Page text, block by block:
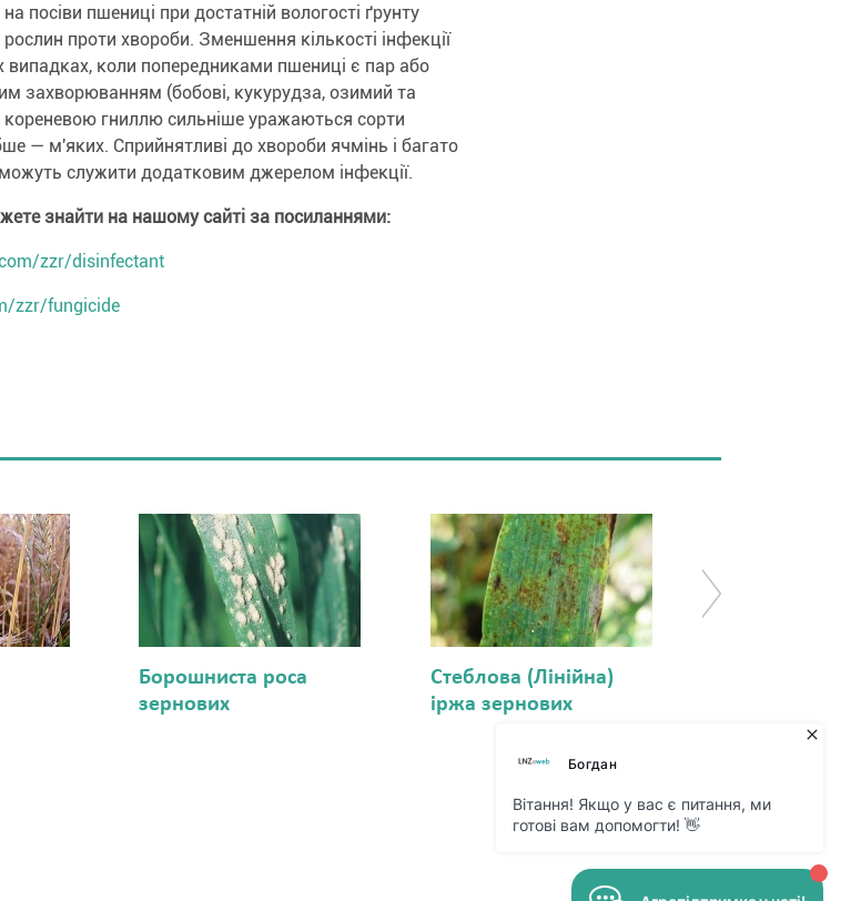
посіви пшениці при достатній вологості ґрунту
проти хвороби. Зменшення кількості інфекції
випадках, коли попередниками пшениці є пар або
захворюванням (бобові, кукурудза, озимий та
кореневою гниллю сильніше уражаються сорти
— м'яких. Сприйнятливі до хвороби ячмінь і багато
можуть служити додатковим джерелом інфекції.
знайти на нашому сайті за посиланнями:
zzr/disinfectant
zzr/fungicide
Борошниста роса
зернових
Стеблова (Лінійна)
іржа зернових